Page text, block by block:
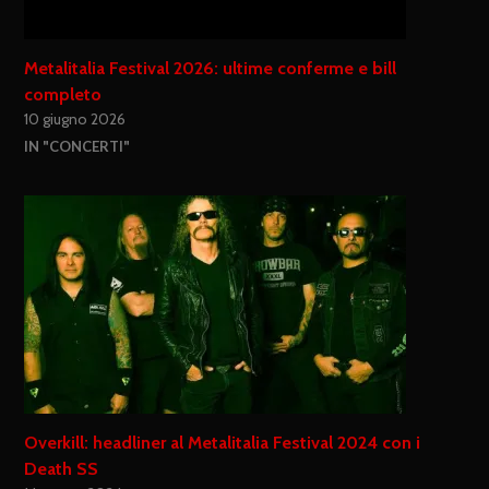
Metalitalia Festival 2026: ultime conferme e bill
completo
10 giugno 2026
IN "CONCERTI"
Overkill: headliner al Metalitalia Festival 2024 con i
Death SS